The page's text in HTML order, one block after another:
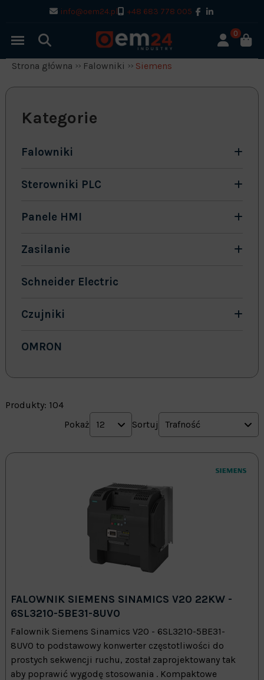
info@oem24.pl +48 683 778 005
0
Strona główna Falowniki Siemens
Produkty: 104
Pokaż
12 Sortuj Trafność
FALOWNIK SIEMENS SINAMICS V20 22KW -
6SL3210-5BE31-8UV0
Falownik Siemens Sinamics V20 - 6SL3210-5BE31-
8UV0 to podstawowy konwerter częstotliwości do
prostych sekwencji ruchu, został zaprojektowany tak
aby poprawić wygodę stosowania . Kompaktowe
Kategorie
Falowniki
Sterowniki PLC
Panele HMI
Zasilanie
Schneider Electric
Czujniki
OMRON